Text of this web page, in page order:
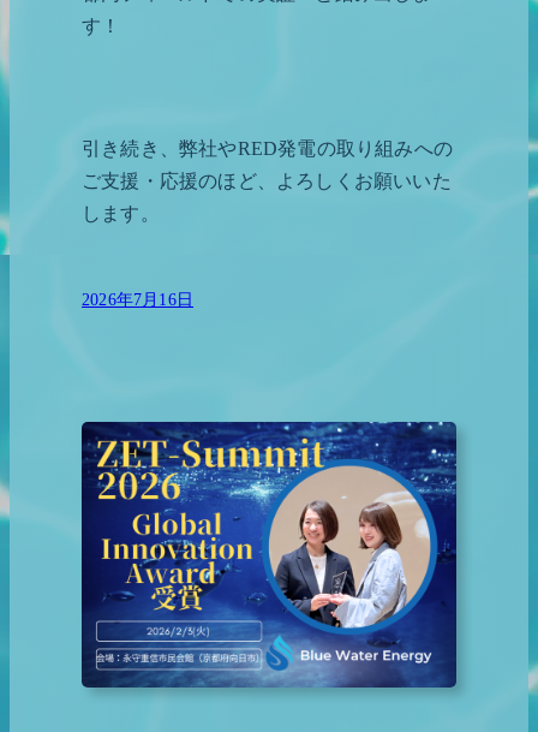
す！
引き続き、弊社やRED発電の取り組みへの
ご支援・応援のほど、よろしくお願いいた
します。
2026年7月16日